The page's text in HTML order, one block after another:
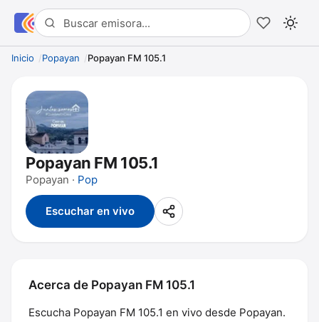
Inicio Popayan Popayan FM 105.1
Popayan FM 105.1
Popayan · Pop
Escuchar en vivo
Acerca de Popayan FM 105.1
Escucha Popayan FM 105.1 en vivo desde Popayan.